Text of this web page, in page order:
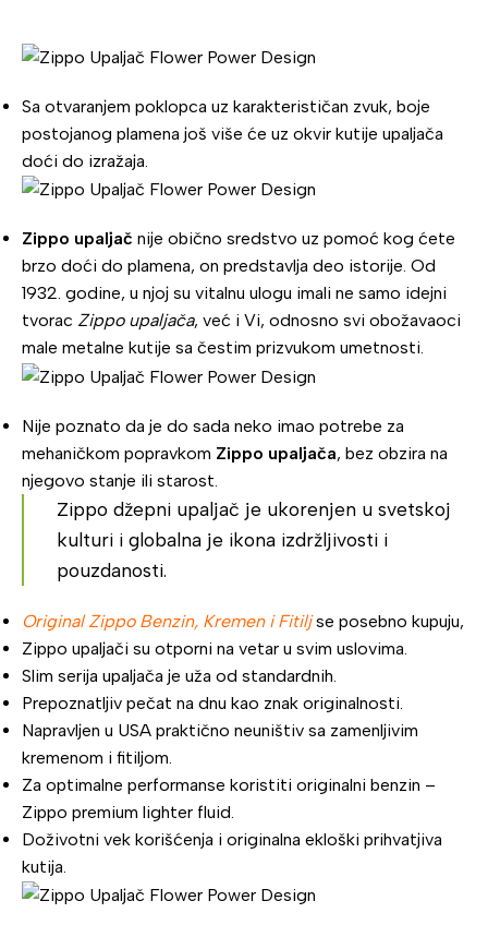
Sa otvaranjem poklopca uz karakterističan zvuk, boje
postojanog plamena još više će uz okvir kutije upaljača
doći do izražaja.
Zippo upaljač nije obično sredstvo uz pomoć kog ćete
brzo doći do plamena, on predstavlja deo istorije. Od
1932. godine, u njoj su vitalnu ulogu imali ne samo idejni
tvorac Zippo upaljača, već i Vi, odnosno svi obožavaoci
male metalne kutije sa čestim prizvukom umetnosti.
Nije poznato da je do sada neko imao potrebe za
mehaničkom popravkom Zippo upaljača, bez obzira na
njegovo stanje ili starost.
Zippo džepni upaljač je ukorenjen u svetskoj
kulturi i globalna je ikona izdržljivosti i
pouzdanosti.
Original Zippo Benzin, KremeniFitilj se posebno kupuju,
Zippo upaljači su otporni na vetar u svim uslovima.
Slim serija upaljača je uža od standardnih.
Prepoznatljiv pečat na dnu kao znak originalnosti.
Napravljen u USA praktično neuništiv sa zamenljivim
kremenom i fitiljom.
Za optimalne performanse koristiti originalni benzin –
Zippo premium lighter fluid.
Doživotni vek korišćenja i originalna ekloški prihvatjiva
kutija.